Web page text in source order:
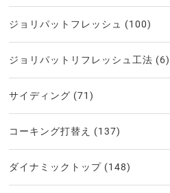
ジョリパットフレッシュ (100)
ジョリパットリフレッシュ工法 (6)
サイディング (71)
コーキング打替え (137)
ダイナミックトップ (148)